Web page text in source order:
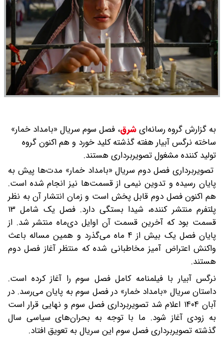
به گزارش گروه رسانه‌ایشرق، فصل سوم سریال «بامداد خمار»
ساخته نرگس آبیار هفته گذشته کلید خورد و هم اکنون گروه
تولید کننده مشغول تصویربرداری هستند.
تصویربرداری فصل دوم سریال «بامداد خمار» مدت‌ها پیش به
پایان رسیده و تدوین نیمی از قسمت‌ها نیز انجام شده است.
هم اکنون فصل دوم قابل پخش است و زمان انتشار آن به نظر
پلتفرم منتشر کننده، شیدا بستگی دارد. فصل یک شامل ۱۳
قسمت بود که آخرین قسمت آن اوایل دی‌ماه منتشر شد. از
پایان فصل یک بیش از ۴ ماه می‌گذرد و همین مساله باعث
واکنش اعتراض ‌آمیز مخاطبانی شده که منتظر آغاز فصل دوم
هستند.
نرگس آبیار با فیلمنامه کامل فصل سوم را آغاز کرده است.
داستان سریال «بامداد خمار» در فصل سوم به پایان می‌رسد. در
آبان ۱۴۰۴ اعلام شد تصویربرداری فصل سوم و نهایی قرار است
به زودی آغاز شود. ما با توجه به بحران‌های سیاسی سال
گذشته تصویربرداری فصل سوم این سریال به تعویق افتاد.